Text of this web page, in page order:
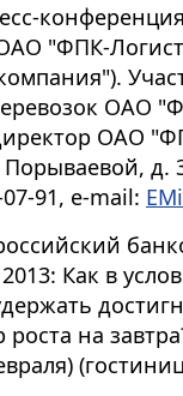
"ФПК-
ОАО
ОАО
д.
91, e-mail:
Как в
на